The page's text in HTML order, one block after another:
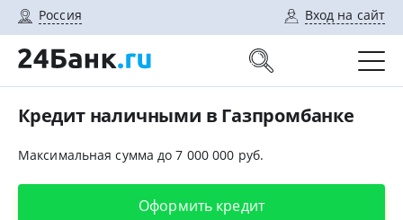
Россия Вход на сайт
Кредит наличными в Газпромбанке
Максимальная сумма до 7 000 000 руб.
Оформить кредит